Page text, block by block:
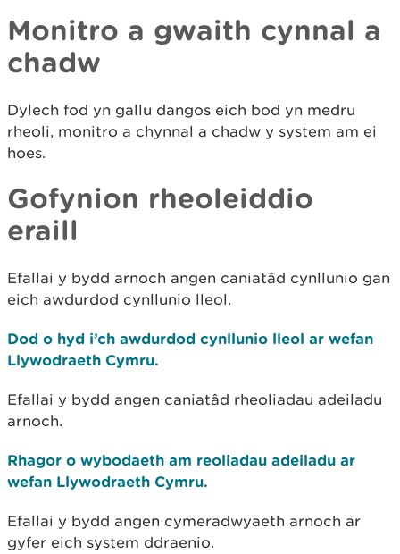
Monitro a gwaith cynnal a
chadw
Dylech fod yn gallu dangos eich bod yn medru
rheoli, monitro a chynnal a chadw y system am ei
hoes.
Gofynion rheoleiddio
eraill
Efallai y bydd arnoch angen caniatâd cynllunio gan
eich awdurdod cynllunio lleol.
Dod o hyd i’ch awdurdod cynllunio lleol ar wefan
Llywodraeth Cymru.
Efallai y bydd angen caniatâd rheoliadau adeiladu
arnoch.
Rhagor o wybodaeth am reoliadau adeiladu ar
wefan Llywodraeth Cymru.
Efallai y bydd angen cymeradwyaeth arnoch ar
gyfer eich system ddraenio.